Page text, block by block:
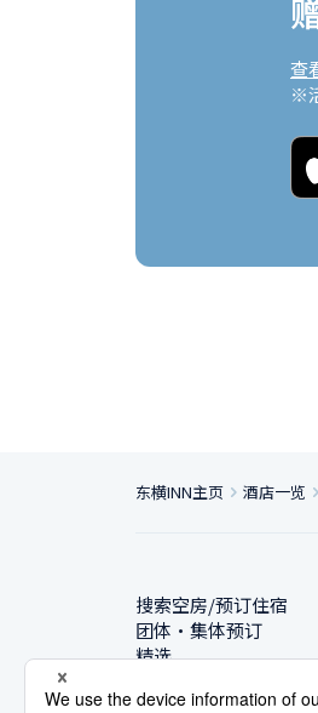
查
※
东横INN主页 酒店一览
搜索空房/预订住宿
团体・集体预订
精选